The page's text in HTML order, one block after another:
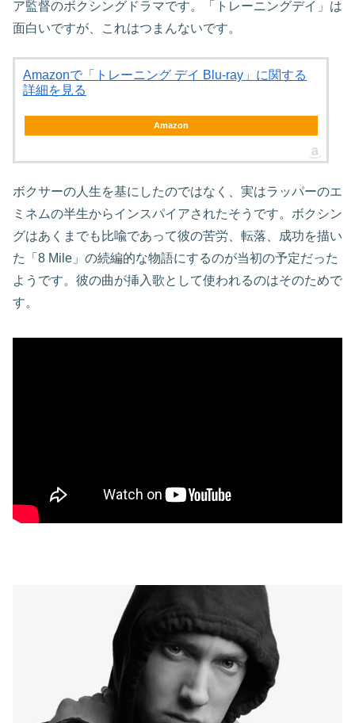
ア監督のボクシングドラマです。「トレーニングデイ」は
面白いですが、これはつまんないです。
Amazonで「トレーニング デイ Blu-ray」に関する
詳細を見る
Amazon
ボクサーの人生を基にしたのではなく、実はラッパーのエ
ミネムの半生からインスパイアされたそうです。ボクシン
グはあくまでも比喩であって彼の苦労、転落、成功を描い
た「8 Mile」の続編的な物語にするのが当初の予定だった
ようです。彼の曲が挿入歌として使われるのはそのためで
す。